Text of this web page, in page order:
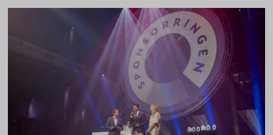
effectief is sponsoring nou precies in verhouding tot andere
marketinginstrumenten? Binnen welk domein is
sponsoring het meest effectief? En wat voor effect heeft
sponsoring überhaupt op de Nederlander?